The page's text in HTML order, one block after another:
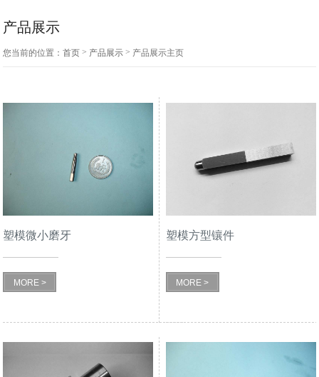
产品展示
您当前的位置：首页 > 产品展示 > 产品展示主页
塑模微小磨牙
MORE >
塑模方型镶件
MORE >